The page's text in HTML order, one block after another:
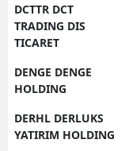
DCTTR DCT
TRADING DIS
TICARET
DENGE DENGE
HOLDING
DERHL DERLUKS
YATIRIM HOLDING